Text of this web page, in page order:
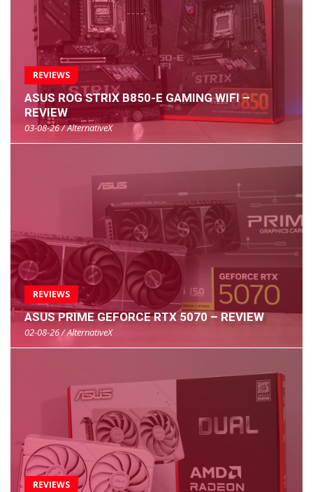
REVIEWS
ASUS ROG STRIX B850-E GAMING WIFI –
REVIEW
03-08-26 / AlternativeX
REVIEWS
ASUS PRIME GEFORCE RTX 5070 – REVIEW
02-08-26 / AlternativeX
REVIEWS